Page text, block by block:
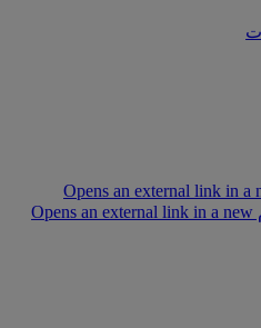
مركز الإعلام Opens an external link in a new